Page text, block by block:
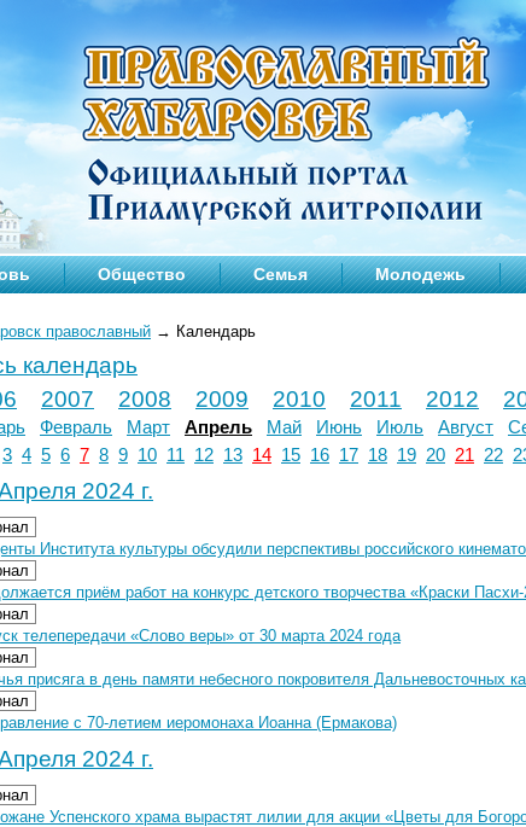
Общество Семья Молодежь
православный → Календарь
календарь
2007 2008 2009 2010 2011 2012
Февраль Март Апрель Май Июнь Июль Август
3 4 5 6 7 8 9 10 11 12 13 14 15 16 17 18 19 20 21 22
2024 г.
Института культуры обсудили перспективы российского
приём работ на конкурс детского творчества «Краски
телепередачи «Слово веры» от 30 марта 2024 года
присяга в день памяти небесного покровителя Дальневосточных
с 70-летием иеромонаха Иоанна (Ермакова)
2024 г.
Успенского храма вырастят лилии для акции «Цветы для